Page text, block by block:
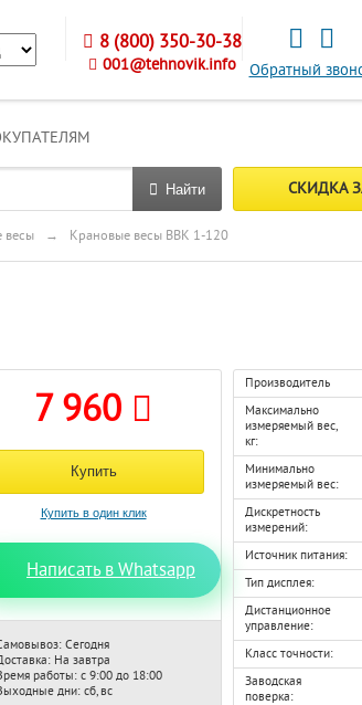
Обратный
8 (800) 350-30-38
001@tehnovik.info
Найти СКИДКА
весы → Крановые весы ВВК 1-120
7 960
Написать в Whatsapp
Сегодня
На завтра
работы: с 9:00 до 18:00
дни: сб, вс
Производитель
Максимально
измеряемый вес,
кг:
Минимально
измеряемый вес:
Дискретность
измерений:
Источник питания:
Тип дисплея:
Дистанционное
управление:
Класс точности:
Заводская
поверка: